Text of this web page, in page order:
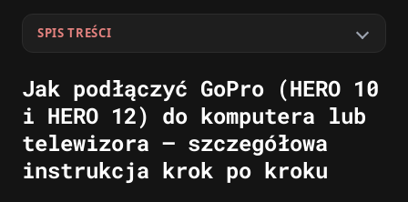
SPIS TREŚCI
Jak podłączyć GoPro (HERO 10
i HERO 12) do komputera lub
telewizora – szczegółowa
instrukcja krok po kroku